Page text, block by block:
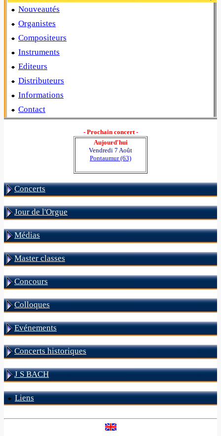
Nouveautés
Organistes
Compositeurs
Instruments
Editeurs
Distributeurs
Informations
Contact
- Prochain concert -
Aujourd'hui
Vendredi 7 Août
Pontaumur (63)
Concerts
Jour de l'Orgue
Médias
Master classes
Concours
Colloques
Evénements
Concerts historiques
J S BACH
Liens